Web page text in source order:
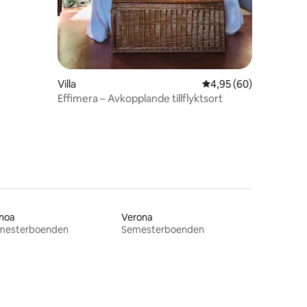
Villa 4,95 av 5 i
4,95 (60)
Effimera – Avkopplande tillflyktsort
Verona
Semesterboenden